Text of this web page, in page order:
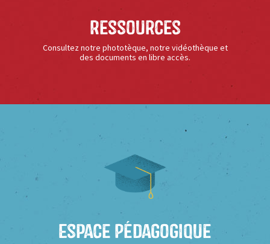
Ressources
Consultez notre phototèque, notre vidéothèque et
des documents en libre accès.
Espace Pédagogique